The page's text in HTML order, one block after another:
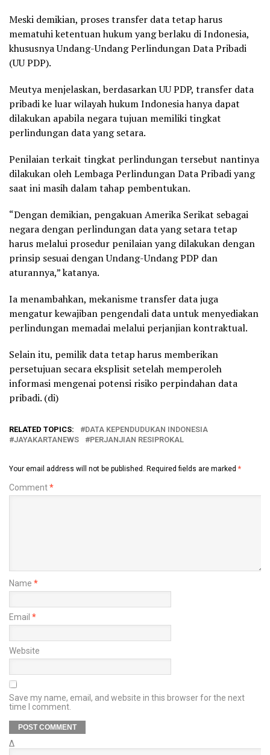
Meski demikian, proses transfer data tetap harus
mematuhi ketentuan hukum yang berlaku di Indonesia,
khususnya Undang-Undang Perlindungan Data Pribadi
(UU PDP).
Meutya menjelaskan, berdasarkan UU PDP, transfer data
pribadi ke luar wilayah hukum Indonesia hanya dapat
dilakukan apabila negara tujuan memiliki tingkat
perlindungan data yang setara.
Penilaian terkait tingkat perlindungan tersebut nantinya
dilakukan oleh Lembaga Perlindungan Data Pribadi yang
saat ini masih dalam tahap pembentukan.
“Dengan demikian, pengakuan Amerika Serikat sebagai
negara dengan perlindungan data yang setara tetap
harus melalui prosedur penilaian yang dilakukan dengan
prinsip sesuai dengan Undang-Undang PDP dan
aturannya,” katanya.
Ia menambahkan, mekanisme transfer data juga
mengatur kewajiban pengendali data untuk menyediakan
perlindungan memadai melalui perjanjian kontraktual.
Selain itu, pemilik data tetap harus memberikan
persetujuan secara eksplisit setelah memperoleh
informasi mengenai potensi risiko perpindahan data
pribadi. (di)
RELATED TOPICS:
DATA KEPENDUDUKAN INDONESIA
JAYAKARTANEWS
PERJANJIAN RESIPROKAL
Your email address will not be published. Required fields are marked *
Comment*
Name *
Email *
Website
Save my name, email, and website in this browser for the next
time I comment.
Δ